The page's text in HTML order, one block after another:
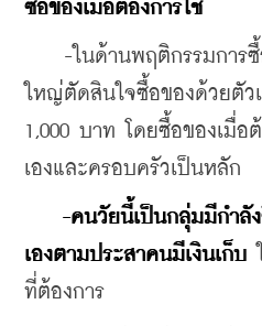
ซื้อของเมื่อต้องการใช้
-ในด้านพฤติกรรมการซื้
ใหญ่ตัดสินใจซื้อของด้วยตัว
1,000 บาท โดยซื้อของเมื่อ
เองและครอบครัวเป็นหลัก
-คนวัยนี้เป็นกลุ่มมีกำลั
เองตามประสาคนมีเงินเก็บ
ที่ต้องการ